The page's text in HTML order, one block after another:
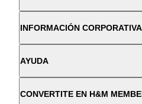
INFORMACIÓN CORPORATIVA
AYUDA
CONVERTITE EN H&M